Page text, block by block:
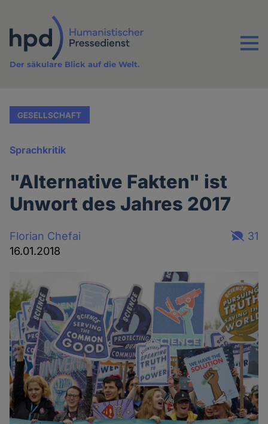
Inhalt
Menu
Der säkulare Blick auf die Welt.
GESELLSCHAFT
Sprachkritik
"Alternative Fakten" ist
Unwort des Jahres 2017
Florian Chefai
16.01.2018
31